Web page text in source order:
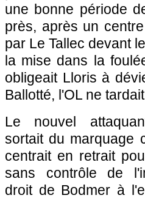
une bonne période
près, après un
par Le Tallec devant
la mise dans la
obligeait Lloris à
Ballotté, l'OL ne
Le nouvel
sortait du marquage
centrait en retrait
sans contrôle de
droit de Bodmer à